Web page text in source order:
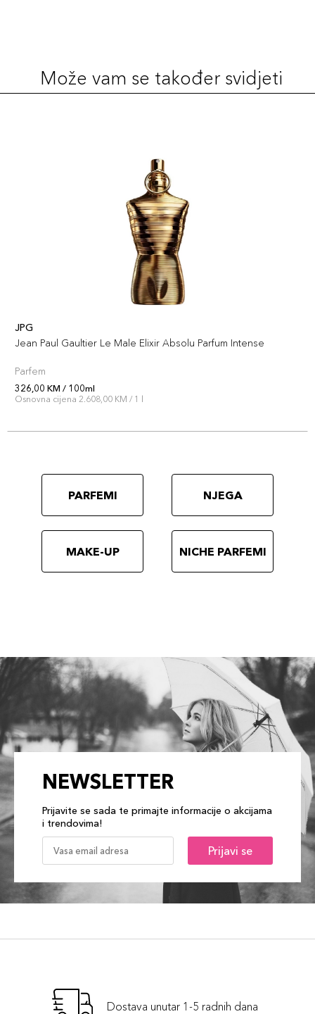
Može vam se također svidjeti
JPG
Jean Paul Gaultier Le Male Elixir Absolu Parfum Intense
Parfem
326,00 KM / 100ml
Osnovna cijena 2.608,00 KM / 1 l
PARFEMI NJEGA
MAKE-UP NICHE PARFEMI
NEWSLETTER
Prijavite se sada te primajte informacije o akcijama
i trendovima!
Prijavi se
Dostava unutar 1-5 radnih dana